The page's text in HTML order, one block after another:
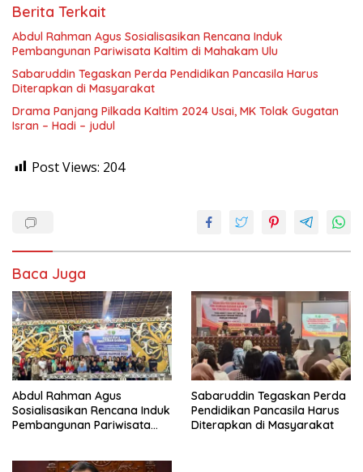
Berita Terkait
Abdul Rahman Agus Sosialisasikan Rencana Induk
Pembangunan Pariwisata Kaltim di Mahakam Ulu
Sabaruddin Tegaskan Perda Pendidikan Pancasila Harus
Diterapkan di Masyarakat
Drama Panjang Pilkada Kaltim 2024 Usai, MK Tolak Gugatan
Isran – Hadi – judul
Post Views: 204
Baca Juga
Abdul Rahman Agus
Sosialisasikan Rencana Induk
Pembangunan Pariwisata
Sabaruddin Tegaskan Perda
Pendidikan Pancasila Harus
Diterapkan di Masyarakat